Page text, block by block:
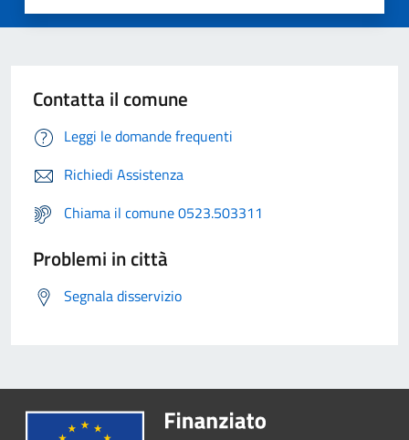
Contatta il comune
Leggi le domande frequenti
Richiedi Assistenza
Chiama il comune 0523.503311
Problemi in città
Segnala disservizio